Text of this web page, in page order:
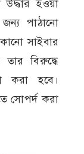
উদ্ধার হওয়া
পাঠানো
সাইবার
বিরুদ্ধে
করা হবে।
সোপর্দ করা